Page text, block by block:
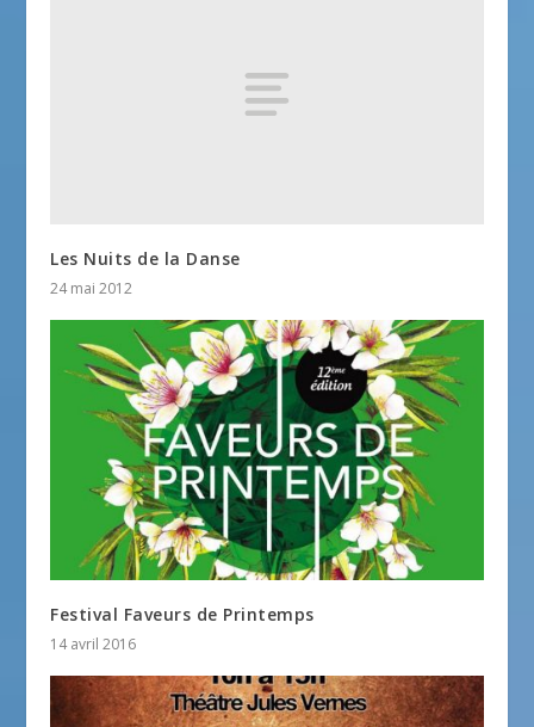
Les Nuits de la Danse
24 mai 2012
Festival Faveurs de Printemps
14 avril 2016